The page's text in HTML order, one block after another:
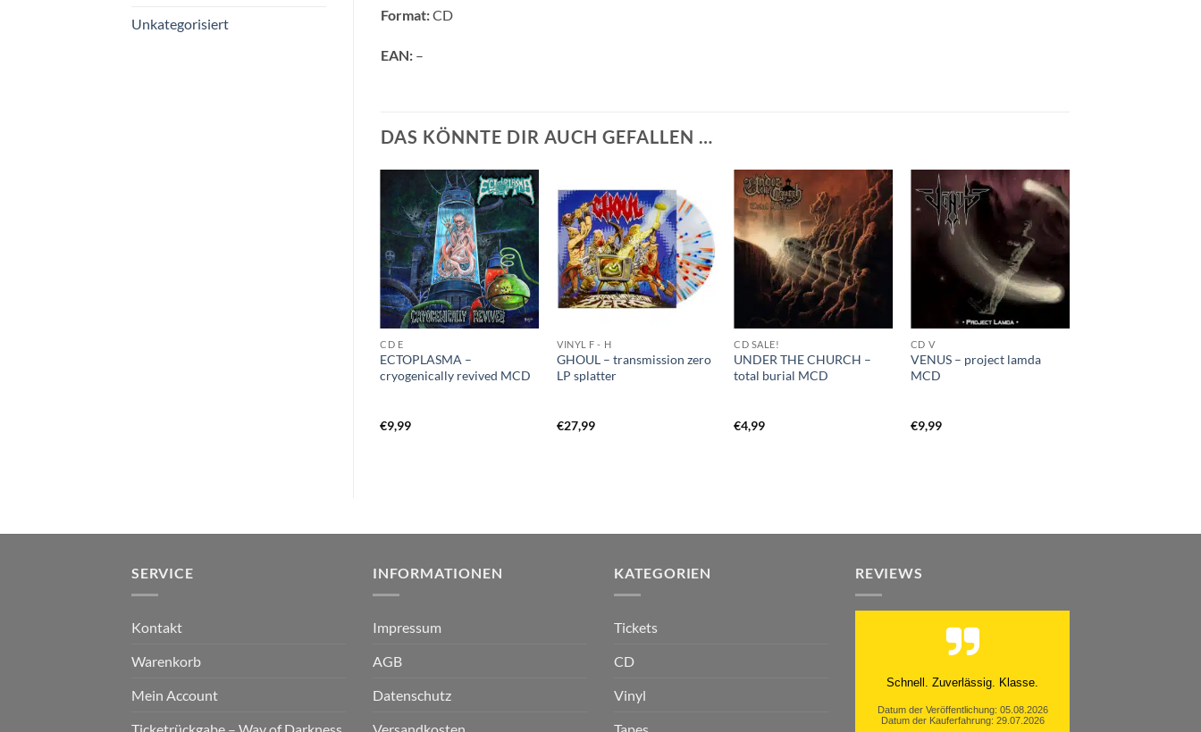
Unkategorisiert
Format:CD
EAN:–
DAS KÖNNTE DIR AUCH GEFALLEN …
CD E
ECTOPLASMA –
cryogenically revived MCD
€9,99
VINYL F - H
GHOUL – transmission zero
LP splatter
€27,99
CD SALE!
UNDER THE CHURCH –
total burial MCD
€4,99
CD V
VENUS – project lamda
MCD
€9,99
SERVICE
Kontakt
Warenkorb
Mein Account
Ticketrückgabe – Way of Darkness
INFORMATIONEN
Impressum
AGB
Datenschutz
Versandkosten
KATEGORIEN
Tickets
CD
Vinyl
Tapes
REVIEWS
Moinsen, hat alles super geklappt.
Datum der Veröffentlichung: 05.08.2026